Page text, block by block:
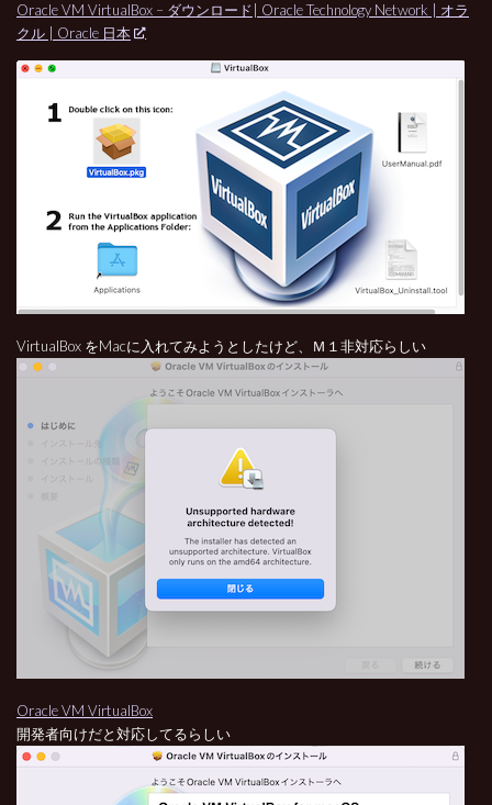
Oracle VM VirtualBox – ダウンロード| Oracle Technology Network | オラ
クル | Oracle 日本
VirtualBox をMacに入れてみようとしたけど、Ｍ１非対応らしい
Oracle VM VirtualBox
開発者向けだと対応してるらしい